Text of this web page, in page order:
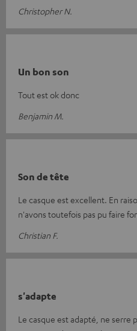
Christopher N.
Un bon son
Tout est ok donc
Benjamin M.
Son de tête
Le casque est excellent. En
n'avons toutefois pas pu faire
Christian F.
s'adapte
Le casque est adapté, ne serre